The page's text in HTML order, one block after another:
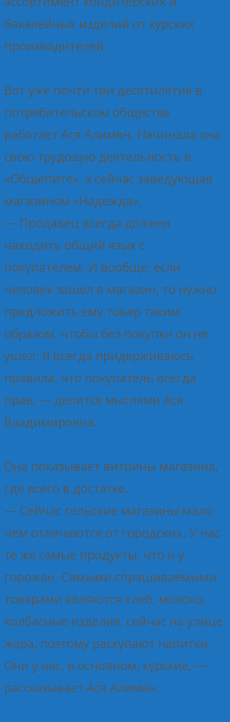
бакалейных изделий от курских
производителей.
Вот уже почти три десятилетия в
потребительском обществе
работает Ася Алимян. Начинала она
свою трудовую деятельность в
«Общепите», а сейчас заведующая
магазином «Надежда».
— Продавец всегда должен
находить общий язык с
покупателем. И вообще, если
человек зашел в магазин, то нужно
предложить ему товар таким
образом, чтобы без покупки он не
ушел. Я всегда придерживаюсь
правила, что покупатель всегда
прав, — делится мыслями Ася
Владимировна.
Она показывает витрины магазина,
где всего в достатке.
— Сейчас сельские магазины мало
чем отличаются от городских. У нас
те же самые продукты, что и у
горожан. Самыми спрашиваемыми
товарами являются хлеб, молоко,
колбасные изделия, сейчас на улице
жара, поэтому раскупают напитки.
Они у нас, в основном, курские, —
рассказывает Ася Алимян.